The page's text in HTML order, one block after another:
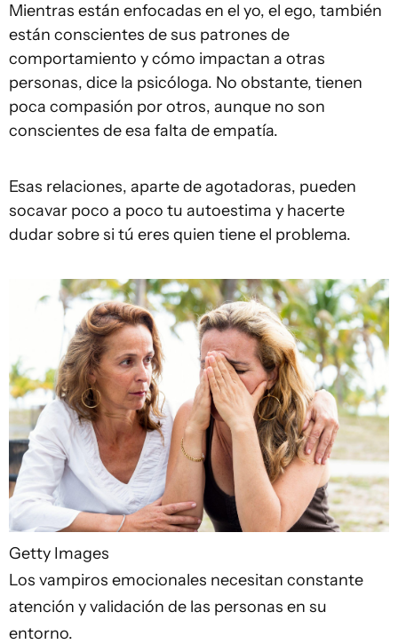
Mientras están enfocadas en el yo, el ego, también
están conscientes de sus patrones de
comportamiento y cómo impactan a otras
personas, dice la psicóloga. No obstante, tienen
poca compasión por otros, aunque no son
conscientes de esa falta de empatía.
Esas relaciones, aparte de agotadoras, pueden
socavar poco a poco tu autoestima y hacerte
dudar sobre si tú eres quien tiene el problema.
Getty Images
Los vampiros emocionales necesitan constante
atención y validación de las personas en su
entorno.